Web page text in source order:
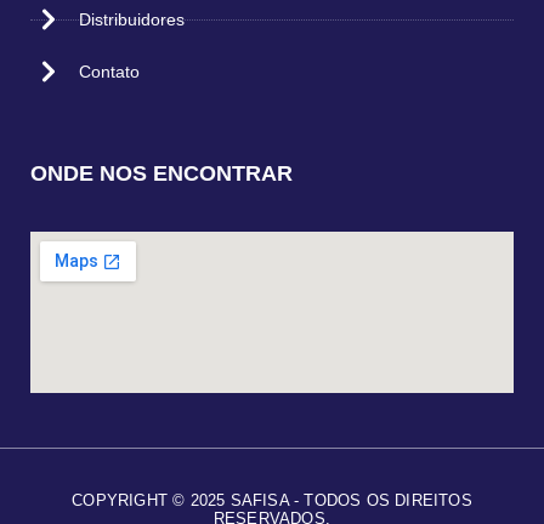
Distribuidores
Contato
ONDE NOS ENCONTRAR
COPYRIGHT © 2025 SAFISA - TODOS OS DIREITOS
RESERVADOS.